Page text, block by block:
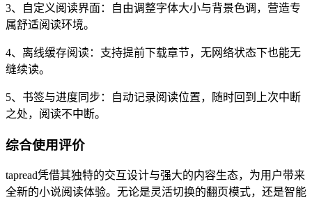
3、自定义阅读界面：自由调整字体大小与背景色调，营造专
属舒适阅读环境。
4、离线缓存阅读：支持提前下载章节，无网络状态下也能无
缝续读。
5、书签与进度同步：自动记录阅读位置，随时回到上次中断
之处，阅读不中断。
综合使用评价
tapread凭借其独特的交互设计与强大的内容生态，为用户带来
全新的小说阅读体验。无论是灵活切换的翻页模式，还是智能